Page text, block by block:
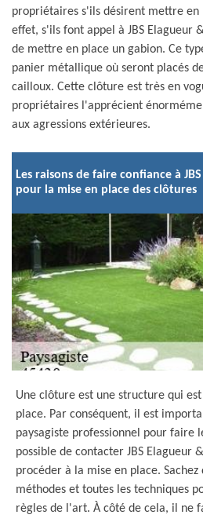
propriétaires s'ils désirent mettre en
effet, s'ils font appel à JBS Elagueur
de mettre en place un gabion. Ce
panier métallique où seront placés
cailloux. Cette clôture est très en
propriétaires l'apprécient
aux agressions extérieures.
Les raisons de faire confiance à
pour la mise en place des clôtures
Une clôture est une structure qui
place. Par conséquent, il est
paysagiste professionnel pour faire
possible de contacter JBS Elagueur
procéder à la mise en place.
méthodes et toutes les techniques
règles de l'art. À côté de cela, il ne